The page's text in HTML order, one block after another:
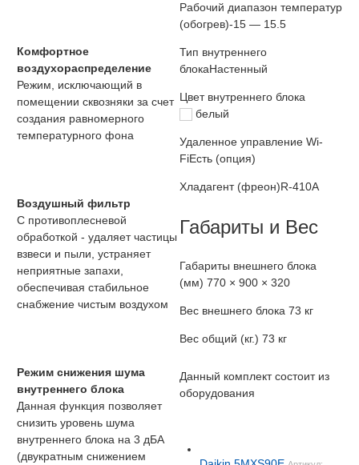
Комфортное
воздухораспределение
Режим, исключающий в
помещении сквозняки за счет
создания равномерного
температурного фона
Воздушный фильтр
С противоплесневой
обработкой - удаляет частицы
взвеси и пыли, устраняет
неприятные запахи,
обеспечивая стабильное
снабжение чистым воздухом
Режим снижения шума
внутреннего блока
Данная функция позволяет
снизить уровень шума
внутреннего блока на 3 дБА
(двукратным снижением
Рабочий диапазон температур
(обогрев)-15 — 15.5
Тип внутреннего
блокаНастенный
Цвет внутреннего блока
белый
Удаленное управление Wi-
FiЕсть (опция)
Хладагент (фреон)R-410A
Габариты и Вес
Габариты внешнего блока
(мм) 770 × 900 × 320
Вес внешнего блока 73 кг
Вес общий (кг.) 73 кг
Данный комплект состоит из
оборудования